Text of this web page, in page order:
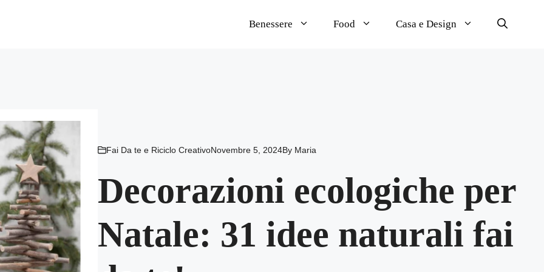
Benessere Food Casa e Design
Fai Da te e Riciclo CreativoNovembre 5, 2024By Maria
Decorazioni ecologiche per
Natale: 31 idee naturali fai